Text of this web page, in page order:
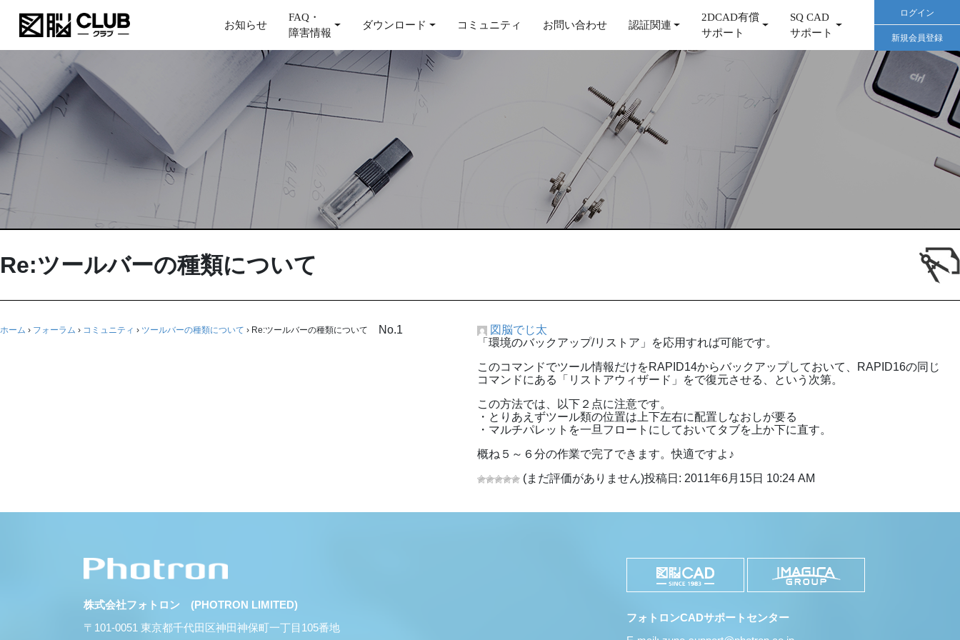
お知らせ
FAQ・
障害情報
ダウンロード コミュニティ お問い合わせ 認証関連
2DCAD有償
サポート
SQ CAD
サポート
ログイン
新規会員登録
Re:ツールバーの種類について
ホーム › フォーラム › コミュニティ › ツールバーの種類について › Re:ツールバーの種類について No.1
図脳でじ太
「環境のバックアップ/リストア」を応用すれば可能です。
このコマンドでツール情報だけをRAPID14からバックアップしておいて、RAPID16の同じ
コマンドにある「リストアウィザード」をで復元させる、という次第。
この方法では、以下２点に注意です。
・とりあえずツール類の位置は上下左右に配置しなおしが要る
・マルチパレットを一旦フロートにしておいてタブを上か下に直す。
概ね５～６分の作業で完了できます。快適ですよ♪
(まだ評価がありません)投稿日: 2011年6月15日 10:24 AM
株式会社フォトロン (PHOTRON LIMITED)
〒101-0051 東京都千代田区神田神保町一丁目105番地
フォトロンCADサポートセンター